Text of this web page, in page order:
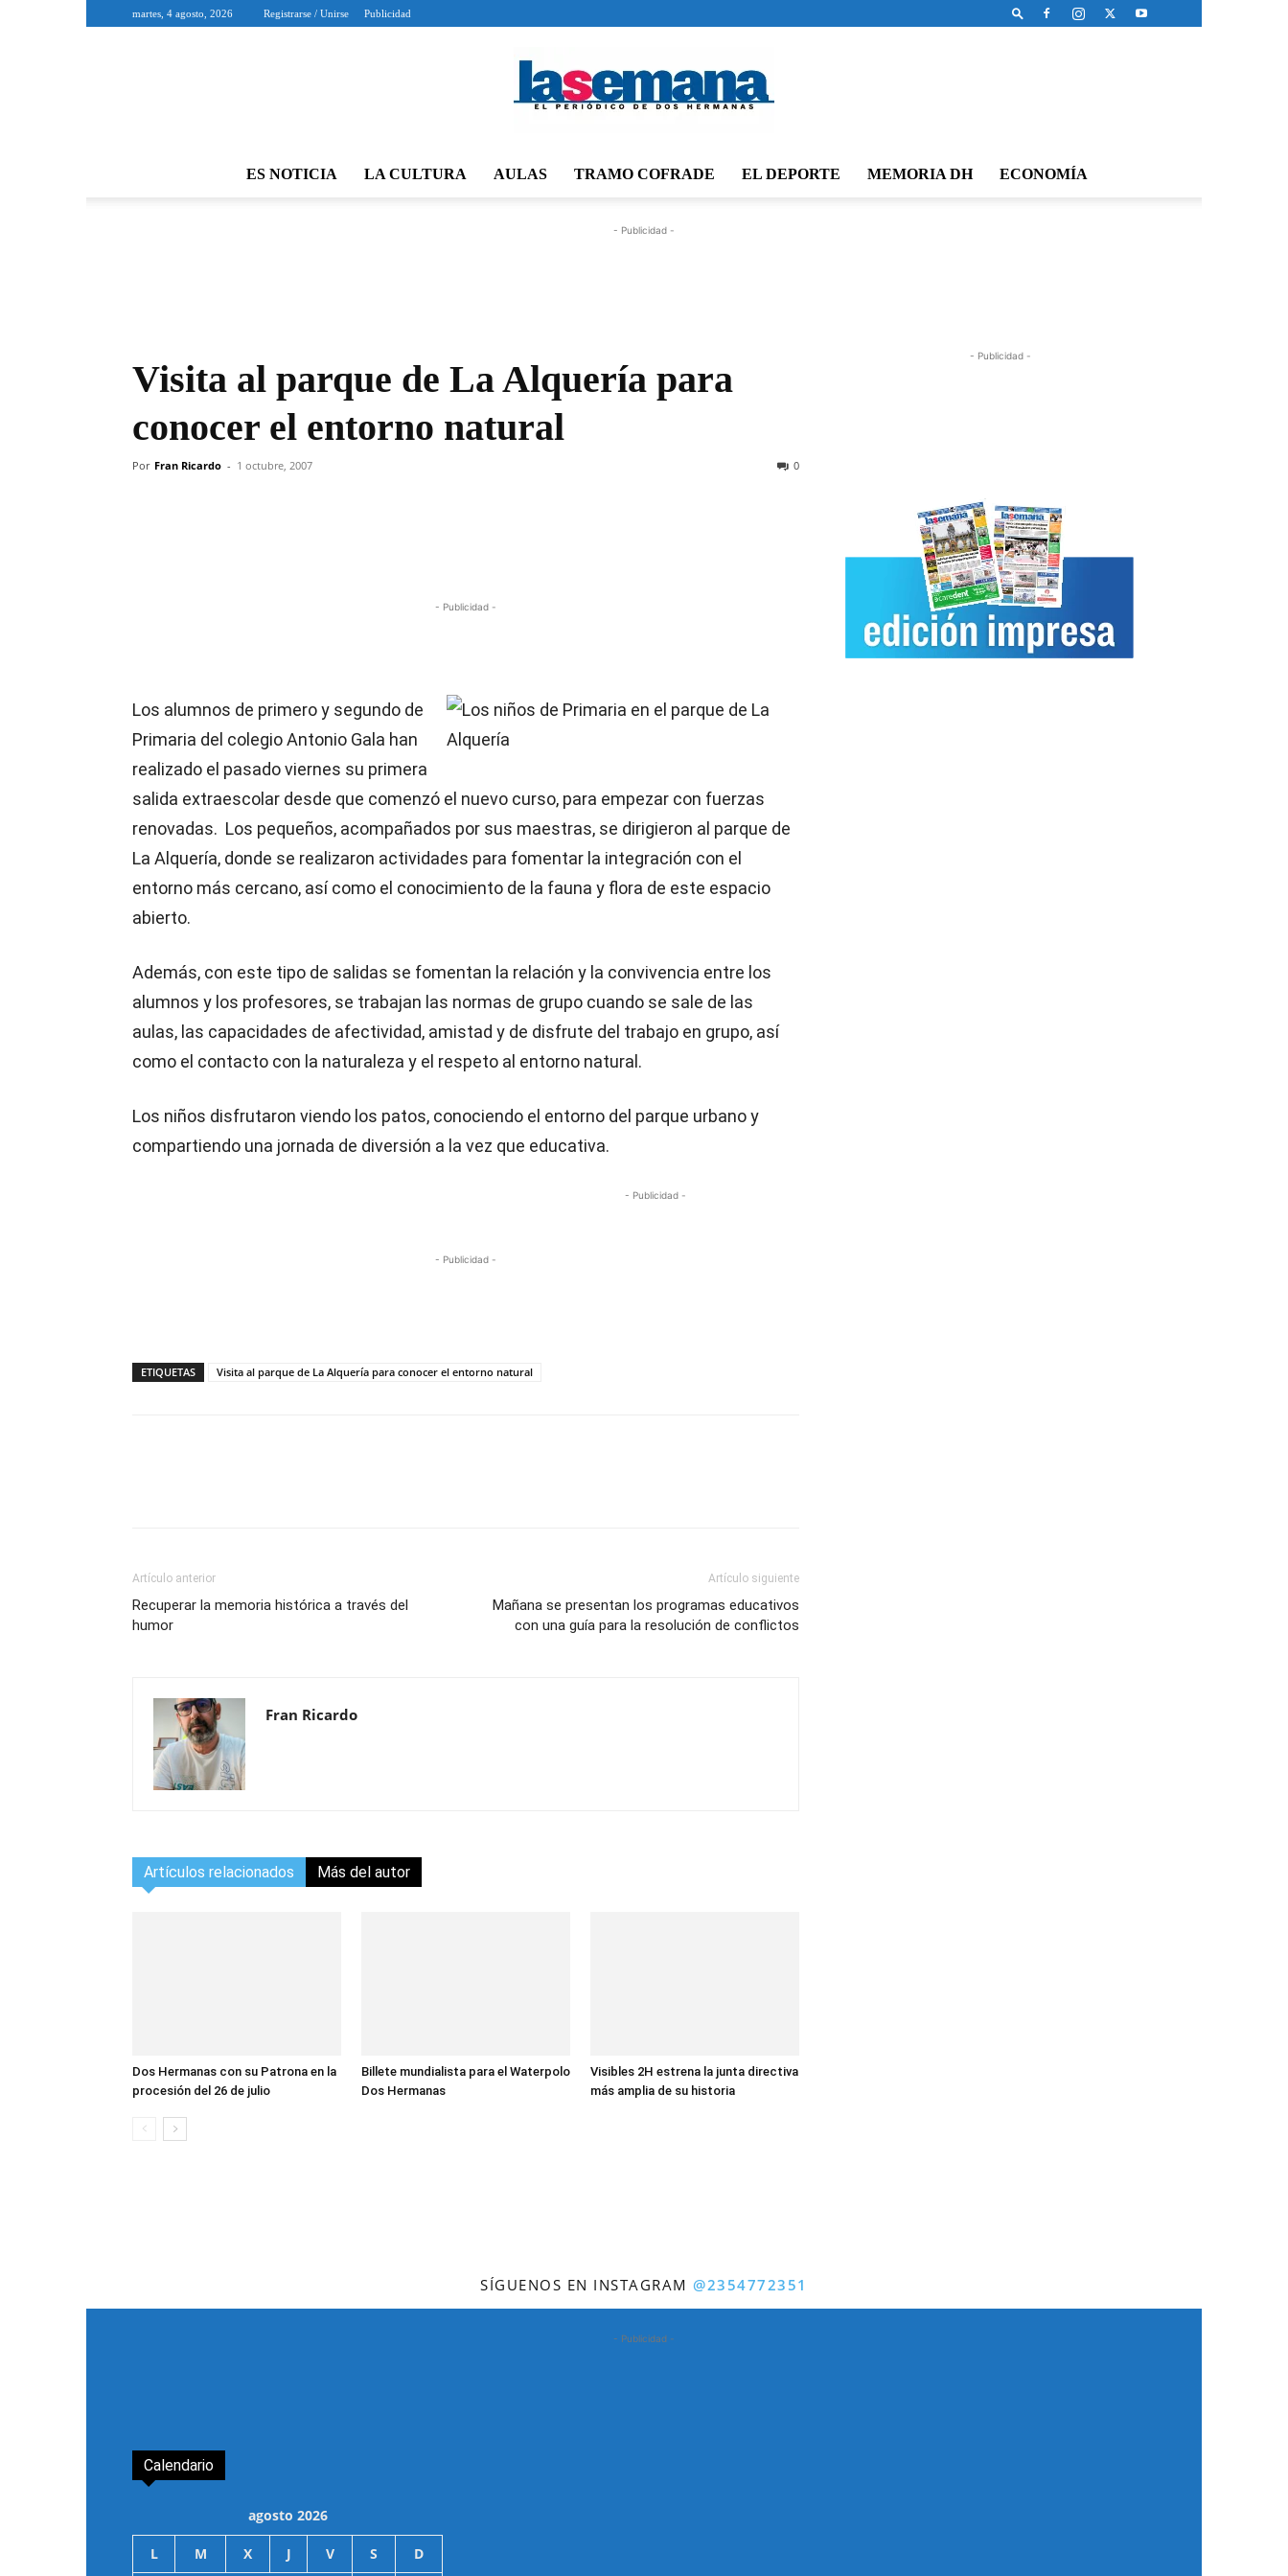
martes, 4 agosto, 2026 Registrarse / Unirse Publicidad
ES NOTICIA LA CULTURA AULAS TRAMO COFRADE EL DEPORTE MEMORIA DH ECONOMÍA
- Publicidad -
Visita al parque de La Alquería para
conocer el entorno natural
Por Fran Ricardo - 1 octubre, 2007 0
- Publicidad -
Los alumnos de primero y segundo de
Primaria del colegio Antonio Gala han
realizado el pasado viernes su primera
salida extraescolar desde que comenzó el nuevo curso, para empezar con fuerzas
renovadas. Los pequeños, acompañados por sus maestras, se dirigieron al parque de
La Alquería, donde se realizaron actividades para fomentar la integración con el
entorno más cercano, así como el conocimiento de la fauna y flora de este espacio
abierto.
Además, con este tipo de salidas se fomentan la relación y la convivencia entre los
alumnos y los profesores, se trabajan las normas de grupo cuando se sale de las
aulas, las capacidades de afectividad, amistad y de disfrute del trabajo en grupo, así
como el contacto con la naturaleza y el respeto al entorno natural.
Los niños disfrutaron viendo los patos, conociendo el entorno del parque urbano y
compartiendo una jornada de diversión a la vez que educativa.
- Publicidad -
- Publicidad -
ETIQUETAS Visita al parque de La Alquería para conocer el entorno natural
Artículo anterior
Recuperar la memoria histórica a través del
humor
Artículo siguiente
Mañana se presentan los programas educativos
con una guía para la resolución de conflictos
Fran Ricardo
Artículos relacionados Más del autor
Dos Hermanas con su Patrona en la
procesión del 26 de julio
Billete mundialista para el Waterpolo
Dos Hermanas
Visibles 2H estrena la junta directiva
más amplia de su historia
- Publicidad -
SÍGUENOS EN INSTAGRAM@2354772351
- Publicidad -
Calendario
agosto 2026
L M X J V S D